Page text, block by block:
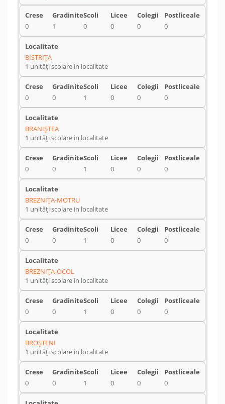
0 1 0 0 0 0
BISTRIŢA
1 unități scolare in localitate
0 0 1 0 0 0
BRANIŞTEA
1 unități scolare in localitate
0 0 1 0 0 0
BREZNIŢA-MOTRU
1 unități scolare in localitate
0 0 1 0 0 0
BREZNIŢA-OCOL
1 unități scolare in localitate
0 0 1 0 0 0
BROŞTENI
1 unități scolare in localitate
0 0 1 0 0 0